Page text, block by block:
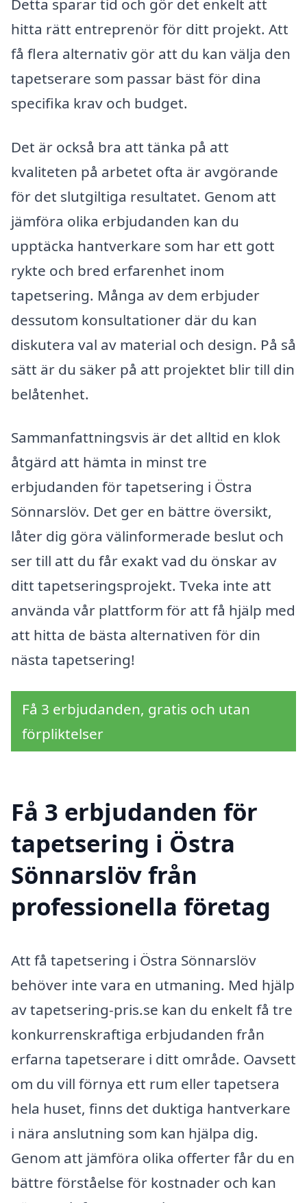
Detta sparar tid och gör det enkelt att
hitta rätt entreprenör för ditt projekt. Att
få flera alternativ gör att du kan välja den
tapetserare som passar bäst för dina
specifika krav och budget.
Det är också bra att tänka på att
kvaliteten på arbetet ofta är avgörande
för det slutgiltiga resultatet. Genom att
jämföra olika erbjudanden kan du
upptäcka hantverkare som har ett gott
rykte och bred erfarenhet inom
tapetsering. Många av dem erbjuder
dessutom konsultationer där du kan
diskutera val av material och design. På så
sätt är du säker på att projektet blir till din
belåtenhet.
Sammanfattningsvis är det alltid en klok
åtgärd att hämta in minst tre
erbjudanden för tapetsering i Östra
Sönnarslöv. Det ger en bättre översikt,
låter dig göra välinformerade beslut och
ser till att du får exakt vad du önskar av
ditt tapetseringsprojekt. Tveka inte att
använda vår plattform för att få hjälp med
att hitta de bästa alternativen för din
nästa tapetsering!
Få 3 erbjudanden, gratis och utan
förpliktelser
Få 3 erbjudanden för
tapetsering i Östra
Sönnarslöv från
professionella företag
Att få tapetsering i Östra Sönnarslöv
behöver inte vara en utmaning. Med hjälp
av tapetsering-pris.se kan du enkelt få tre
konkurrenskraftiga erbjudanden från
erfarna tapetserare i ditt område. Oavsett
om du vill förnya ett rum eller tapetsera
hela huset, finns det duktiga hantverkare
i nära anslutning som kan hjälpa dig.
Genom att jämföra olika offerter får du en
bättre förståelse för kostnader och kan